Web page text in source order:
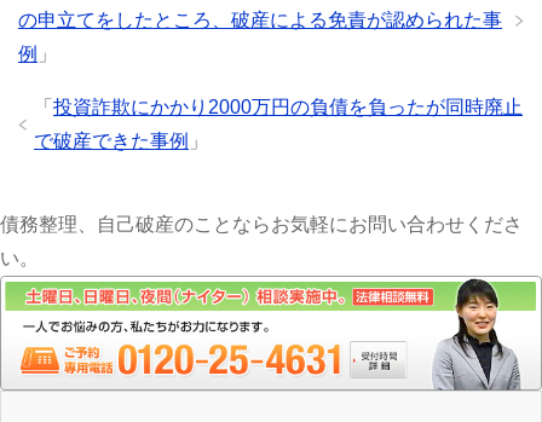
の申立てをしたところ、破産による免責が認められた事
例 」
「 投資詐欺にかかり2000万円の負債を負ったが同時廃止
で破産できた事例 」
債務整理、自己破産のことならお気軽にお問い合わせくださ
い。